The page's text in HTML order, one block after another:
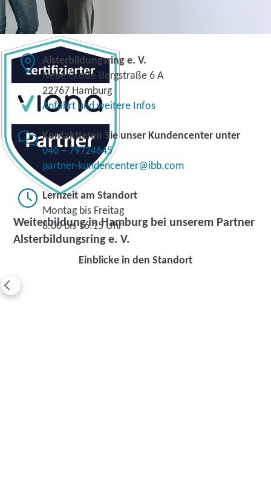
Weiterbildung in Hamburg bei unserem Partner
Alsterbildungsring e. V.
Alsterbildungsring e. V.
Neue Große Bergstraße 6 A
22767 Hamburg
Anfahrt und weitere Infos
Kontaktieren Sie unser Kundencenter unter
040 – 79724645
partner-kundencenter@ibb.com
Lernzeit am Standort
Montag bis Freitag
8.00 bis 16.15 Uhr
Einblicke in den Standort